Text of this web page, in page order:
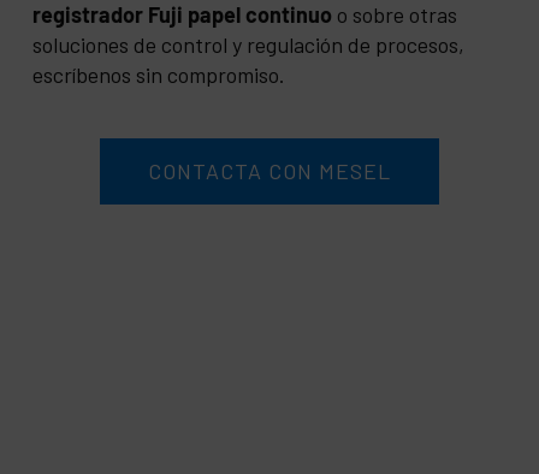
registrador Fuji papel continuo o sobre otras
soluciones de control y regulación de procesos,
escríbenos sin compromiso.
CONTACTA CON MESEL